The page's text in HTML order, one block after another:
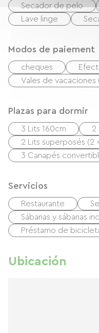
Secador de pelo
Lave linge
Modos de paiement
cheques
Vales de vacaciones
Plazas para dormir
3 Lits 160cm
2
2 Lits superposés (2
3 Canapés
Servicios
Restaurante
Sábanas y sábanas
Préstamo de
Ubicación